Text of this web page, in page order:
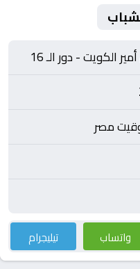
الكويت - دور الـ 16
واتساب تيليجرام